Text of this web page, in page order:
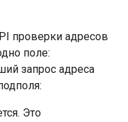
проверки адресов
поле:
запрос адреса
Это